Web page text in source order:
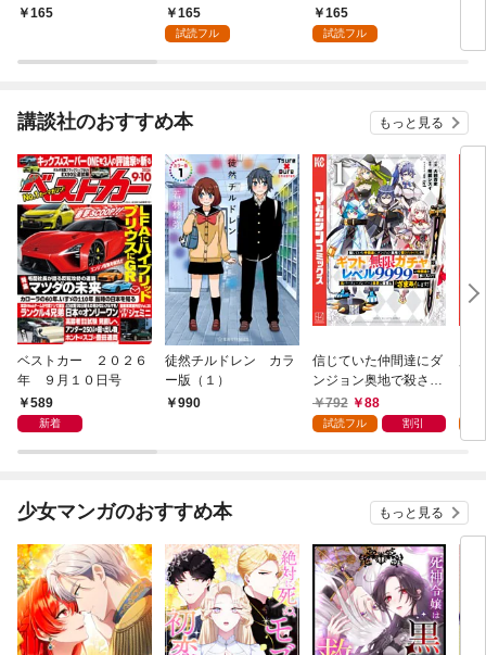
ちと二重生活のハーレ
165 【分冊版】1
165
試読フル
貞操逆転異世界に漂着
したんだが【分冊版】
165
試読フル
ー
講談社のおすすめ本 もっと見る
ベストカー ２０２６
年 ９月１０日号
589
新着
徒然チルドレン カラ
ー版（１）
990
信じていた仲間達にダ
ンジョン奥地で殺され
かけたがギフト『無限
ガチャ』でレベル９９
『ざまぁ！』します！
792 88
試読フル 割引
少女マンガのおすすめ本 もっと見る